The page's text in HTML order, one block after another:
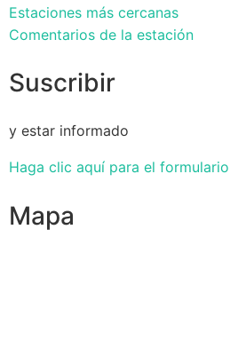
Estaciones más cercanas
Comentarios de la estación
Suscribir
y estar informado
Haga clic aquí para el formulario
Mapa